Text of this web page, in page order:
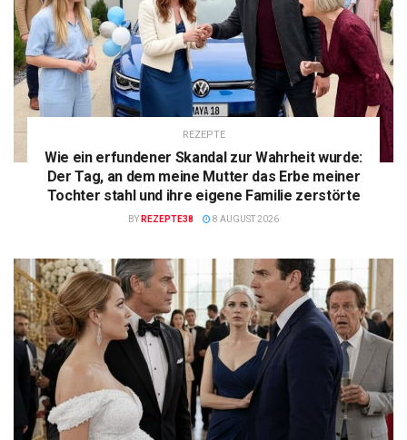
REZEPTE
Wie ein erfundener Skandal zur Wahrheit wurde:
Der Tag, an dem meine Mutter das Erbe meiner
Tochter stahl und ihre eigene Familie zerstörte
BY REZEPTE38 8 AUGUST 2026